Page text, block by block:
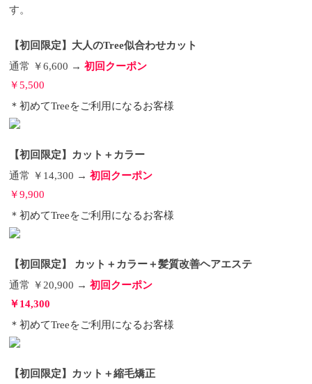
す。
【初回限定】大人のTree似合わせカット
通常 ￥6,600 → 初回クーポン
￥5,500
＊初めてTreeをご利用になるお客様
【初回限定】カット＋カラー
通常 ￥14,300 → 初回クーポン
￥9,900
＊初めてTreeをご利用になるお客様
【初回限定】 カット＋カラー＋髪質改善ヘアエステ
通常 ￥20,900 → 初回クーポン
￥14,300
＊初めてTreeをご利用になるお客様
【初回限定】カット＋縮毛矯正